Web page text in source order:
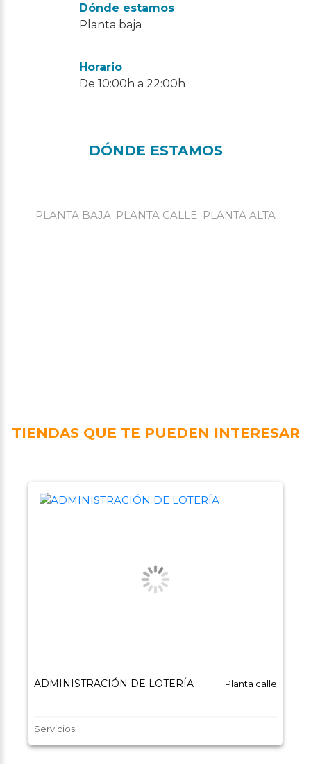
Dónde estamos
Planta baja
Horario
De 10:00h a 22:00h
DÓNDE ESTAMOS
PLANTA BAJA PLANTA CALLE PLANTA ALTA
TIENDAS QUE TE PUEDEN INTERESAR
ADMINISTRACIÓN DE LOTERÍA Planta calle
Servicios